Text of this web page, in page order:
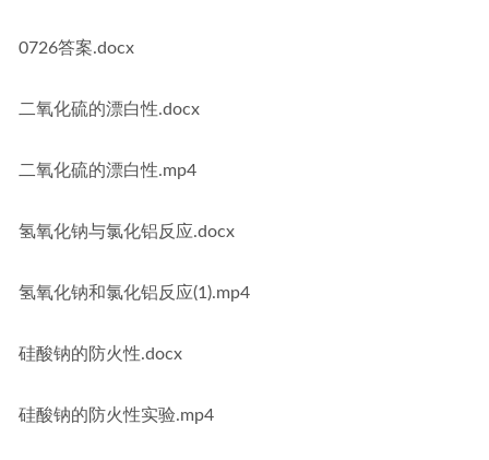
0726答案.docx
二氧化硫的漂白性.docx
二氧化硫的漂白性.mp4
氢氧化钠与氯化铝反应.docx
氢氧化钠和氯化铝反应(1).mp4
硅酸钠的防火性.docx
硅酸钠的防火性实验.mp4